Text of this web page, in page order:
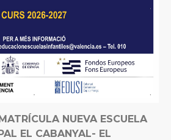
NUEVA ESCUELA
EL CABANYAL- EL